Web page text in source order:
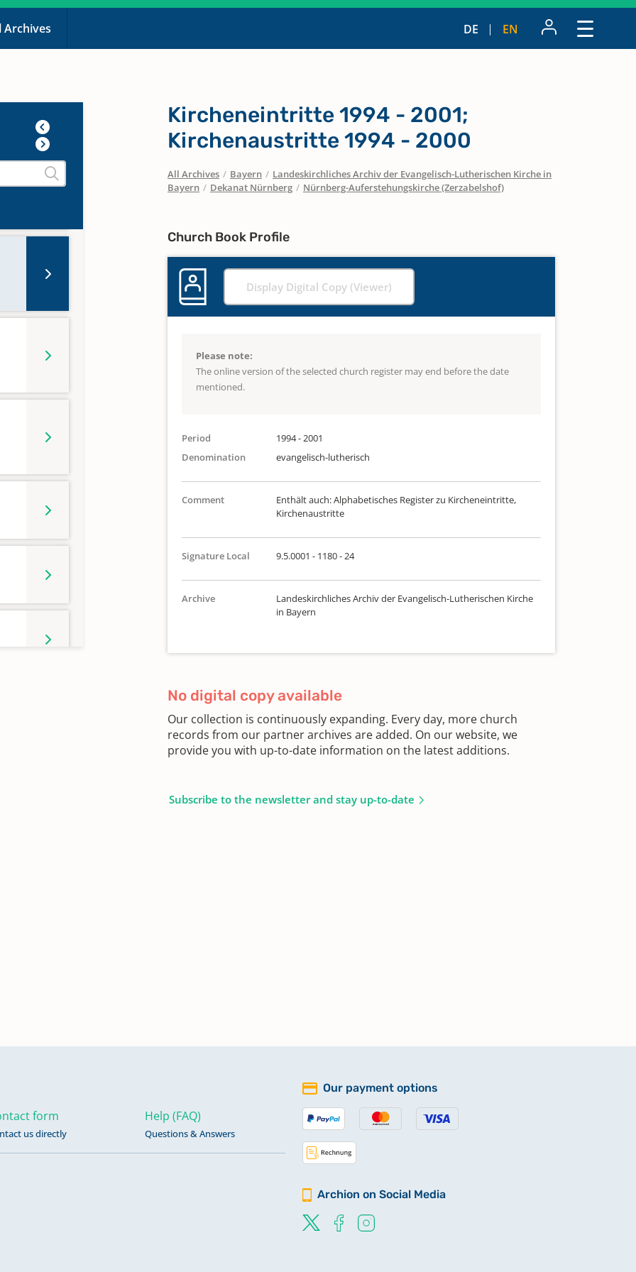
Archives DE EN
Kircheneintritte 1994 - 2001;
Kirchenaustritte 1994 - 2000
All Archives / Bayern / Landeskirchliches Archiv der Evangelisch-Lutherischen Kirche in
Bayern / Dekanat Nürnberg / Nürnberg-Auferstehungskirche (Zerzabelshof)
Church Book Profile
Display Digital Copy (Viewer)
Please note:
The online version of the selected church register may end before the date
mentioned.
Period
1994 - 2001
Denomination
evangelisch-lutherisch
Comment
Enthält auch: Alphabetisches Register zu Kircheneintritte,
Kirchenaustritte
Signature Local 9.5.0001 - 1180 - 24
Archive
Landeskirchliches Archiv der Evangelisch-Lutherischen Kirche
in Bayern
No digital copy available
Our collection is continuously expanding. Every day, more church
records from our partner archives are added. On our website, we
provide you with up-to-date information on the latest additions.
Subscribe to the newsletter and stay up-to-date
form
us directly
Help (FAQ)
Questions & Answers
Our payment options
Archion on Social Media